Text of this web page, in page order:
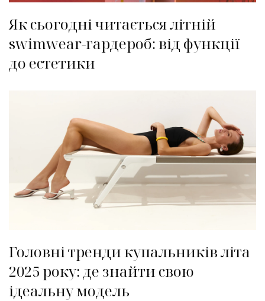
Як сьогодні читається літній
swimwear-гардероб: від функції
до естетики
Головні тренди купальників літа
2025 року: де знайти свою
ідеальну модель